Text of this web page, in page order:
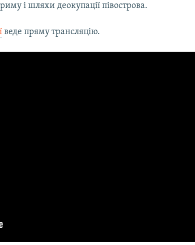
і шляхи деокупації півострова.
веде пряму трансляцію.